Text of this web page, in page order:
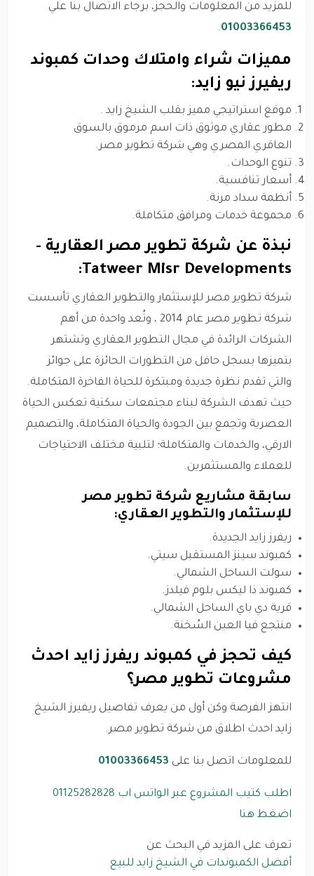
للمزيد من المعلومات والحجز، برجاء الاتصال بنا علي
01003366453
.
مميزات شراء وامتلاك وحدات كمبوند
ريفيرز نيو زايد:
موقع استراتيجي مميز بقلب الشيخ زايد .
مطور عقاري موثوق ذات اسم مرموق بالسوق
العاقري المصري وهي شركة تطوير مصر.
تنوع الوحدات.
أسعار تنافسية.
أنظمة سداد مرنة.
مجموعة خدمات ومرافق متكاملة.
نبذة عن شركة تطوير مصر العقارية -
Tatweer Misr Developments:
شركة تطوير مصر للإستثمار والتطوير العقاري تأسست
شركة تطوير مصر عام 2014 ، وتُعد واحدة من أهم
الشركات الرائدة في مجال التطوير العقاري وتشتهر
بتميزها بسجل حافل من التطورات الحائزة على جوائز
والتي تقدم نظرة جديدة ومبتكرة للحياة الفاخرة المتكاملة.
حيث تهدف الشركة لبناء مجتمعات سكنية تعكس الحياة
العصرية وتجمع بين الجودة والحياة المتكاملة، والتصميم
الارقي، والخدمات والمتكاملة؛ لتلبية مختلف الاحتياجات
للعملاء والمستثمرين.
سابقة مشاريع شركة تطوير مصر
للإستثمار والتطوير العقاري:
ريفرز زايد الجديدة.
كمبوند سينز المستقبل سيتي.
سولت الساحل الشمالي.
كمبوند ذا ليكس بلوم فيلدز.
قرية دي باي الساحل الشمالي.
منتجع فيا العين السُخنة.
كيف تحجز في كمبوند ريفرز زايد احدث
مشروعات تطوير مصر؟
انتهز الفرصة وكن أول من يعرف تفاصيل ريفيرز الشيخ
زايد احدث اطلاق من شركة تطوير مصر.
للمعلومات اتصل بنا على 01003366453
اطلب كتيب المشروع عبر الواتس اب 01125282828
اضغط هنا
تعرف على المزيد في البحث عن
أفضل الكمبوندات في الشيخ زايد للبيع